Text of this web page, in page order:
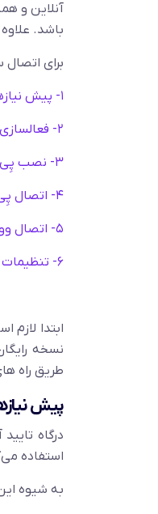
آنلاین و
باشد.
برای اتصال
۱- پیش نیازهای استفاده از درگاه آنلاین کارت به کارت پِی زیتو
۲- فعالسازی کیف خدمات پِی زیتو
۳- نصب پِی زیتو بر روی سایت
۴- اتصال پِی زیتو به درگاه پرداخت کارت به کارت آنلاین و تنظیمات
۵- اتصال ووکامرس به پِی زیتو
۶- تنظیمات درگاه در پیکربندی ووکامرس
ابتدا
نسخه
طریق راه
پیش
درگاه
استفاده
به شیوه